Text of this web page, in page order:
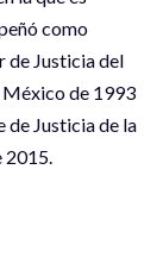
como
de Justicia del
México de 1993
de Justicia de la
2015.